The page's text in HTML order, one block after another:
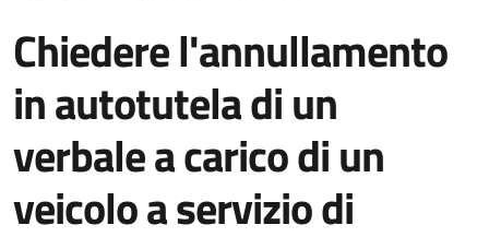
Chiedere l'annullamento
in autotutela di un
verbale a carico di un
veicolo a servizio di